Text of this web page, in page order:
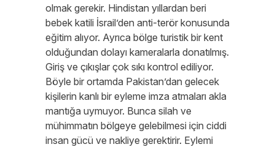
olmak gerekir. Hindistan yıllardan beri
bebek katili İsrail’den anti-terör konusunda
eğitim alıyor. Ayrıca bölge turistik bir kent
olduğundan dolayı kameralarla donatılmış.
Giriş ve çıkışlar çok sıkı kontrol ediliyor.
Böyle bir ortamda Pakistan’dan gelecek
kişilerin kanlı bir eyleme imza atmaları akla
mantığa uymuyor. Bunca silah ve
mühimmatın bölgeye gelebilmesi için ciddi
insan gücü ve nakliye gerektirir. Eylemi